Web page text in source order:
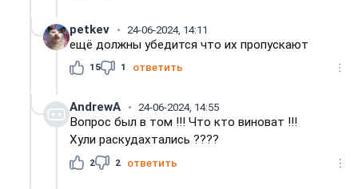
petkev 24-06-2024, 14:11
ещё должны убедится что их пропускают
15 1 ответить
AndrewA 24-06-2024, 14:55
Вопрос был в том !!! Что кто виноват !!!
Хули раскудахтались ????
2 2 ответить